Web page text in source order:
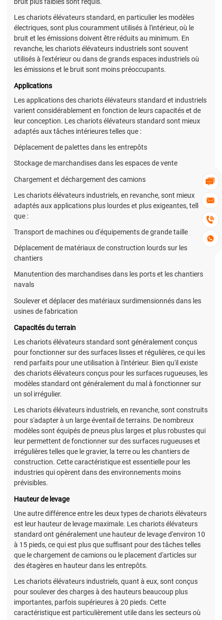




Les chariots élévateurs standard, en particulier les modèles
électriques, sont plus couramment utilisés à l'intérieur, où le
bruit et les émissions doivent être réduits au minimum. En
revanche, les chariots élévateurs industriels sont souvent
utilisés à l'extérieur ou dans de grands espaces industriels où
les émissions et le bruit sont moins préoccupants.
Applications
Les applications des chariots élévateurs standard et industriels
varient considérablement en fonction de leurs capacités et de
leur conception. Les chariots élévateurs standard sont mieux
adaptés aux tâches intérieures telles que :
Déplacement de palettes dans les entrepôts
Stockage de marchandises dans les espaces de vente
Chargement et déchargement des camions
Les chariots élévateurs industriels, en revanche, sont mieux
adaptés aux applications plus lourdes et plus exigeantes, telles
que :
Transport de machines ou d'équipements de grande taille
Déplacement de matériaux de construction lourds sur les
chantiers
Manutention des marchandises dans les ports et les chantiers
navals
Soulever et déplacer des matériaux surdimensionnés dans les
usines de fabrication
Capacités du terrain
Les chariots élévateurs standard sont généralement conçus
pour fonctionner sur des surfaces lisses et régulières, ce qui les
rend parfaits pour une utilisation à l'intérieur. Bien qu'il existe
des chariots élévateurs conçus pour les surfaces rugueuses, les
modèles standard ont généralement du mal à fonctionner sur
un sol irrégulier.
Les chariots élévateurs industriels, en revanche, sont construits
pour s'adapter à un large éventail de terrains. De nombreux
modèles sont équipés de pneus plus larges et plus robustes qui
leur permettent de fonctionner sur des surfaces rugueuses et
irrégulières telles que le gravier, la terre ou les chantiers de
construction. Cette caractéristique est essentielle pour les
industries qui opèrent dans des environnements moins
prévisibles.
Hauteur de levage
Une autre différence entre les deux types de chariots élévateurs
est leur hauteur de levage maximale. Les chariots élévateurs
standard ont généralement une hauteur de levage d'environ 10
à 15 pieds, ce qui est plus que suffisant pour des tâches telles
que le chargement de camions ou le placement d'articles sur
des étagères en hauteur dans les entrepôts.
Les chariots élévateurs industriels, quant à eux, sont conçus
pour soulever des charges à des hauteurs beaucoup plus
importantes, parfois supérieures à 20 pieds. Cette
caractéristique est particulièrement utile dans les secteurs où